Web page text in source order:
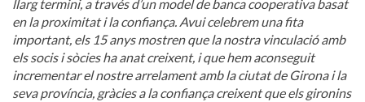
llarg termini, a través d’un model de banca cooperativa basat
en la proximitat i la confiança. Avui celebrem una fita
important, els 15 anys mostren que la nostra vinculació amb
els socis i sòcies ha anat creixent, i que hem aconseguit
incrementar el nostre arrelament amb la ciutat de Girona i la
seva província, gràcies a la confiança creixent que els gironins